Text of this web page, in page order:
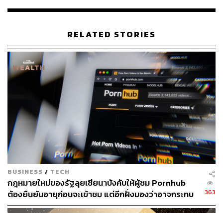
แต่งหน้าโดย:เกร็ก แคนนอม,เคท บิสโคและแพทริเซีย ดฮา
เป็นภาพยนตร์แนวชีวประวัติที่สร้างจากเรื่องจริงของ
ดิก เชนีย์ รองประธานาธิบดีคนที่ 46 ของสหรัฐอเมริกา ว่า
ด้วยแง่มุมของการเป็นผู้ทรงอิทธิพลที่สุดคนหนึ่งใน
ประวัติศาสตร์ของอเมริกา จากนโยบายของเขาที่สร้างการ
เปลี่ยนแปลงครั้งใหญ่ให้กับโลกใบนี้ และผู้ที่มารับบทนำ
สำคัญนี้คือ คริสเตียน เบล ที่ยอมลงทุนเพิ่มน้ำหนักตัวให้ใกล้
เคียงกับตัวจริงของรองประธานาธิบดีคนดังมากที่สุด เรื่องที่
สร้างกระแสฮือฮามากที่สุดตอนที่เปิดตัว Trailer แรกของหนัง
เรื่องนี้คือเสียงชื่นชมการแปลงโฉมเปลี่ยนให้ คริสเตียน เบล
กลายเป็น ดิก เชนีย์ ได้สมจริงสุดๆ ด้วยฝีมือของช่างแต่งหน้า
ชื่อดังอย่าง เกร็ก แคนนอม สื่อต่างประเทศหลายสำนักต่าง
คาดว่าภาพยนตร์เรื่อง
Makeup and Hairstyling ประจำปี 2019 ส่วนจะคว้าชัยมาได้
จริงหรือไม่นั้น คงต้องติดตามอย่างใกล้ชิด
RELATED STORIES
BUSINESS / TECH
กฎหมายใหม่ของรัฐลุยเซียนาบังคับให้ผู้ชม Pornhub
ต้องยืนยันอายุก่อนจะเข้าชม แต่อีกฝั่งมองว่าอาจกระทบ
ต่อ Sex Worker
363